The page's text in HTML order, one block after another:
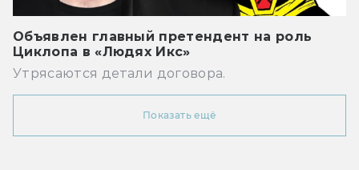
Объявлен главный претендент на роль
Циклопа в «Людях Икс»
Утрясаются детали договора.
Показать ещё